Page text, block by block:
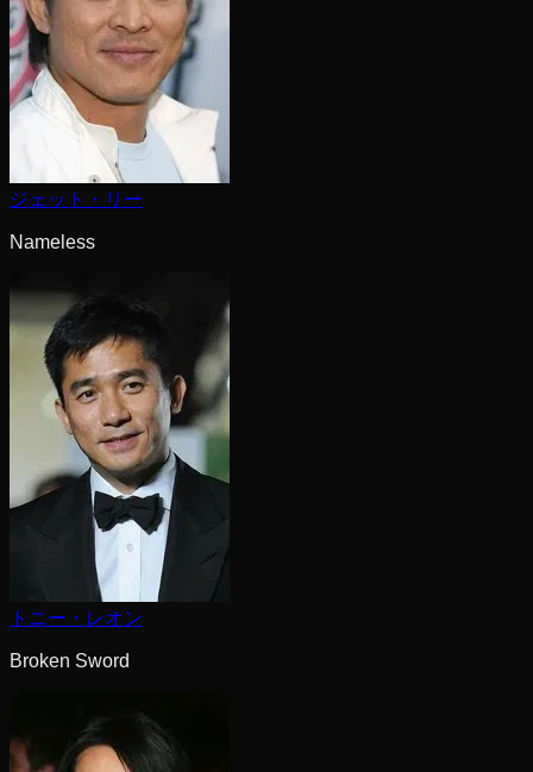
ジェット・リー
Nameless
トニー・レオン
Broken Sword